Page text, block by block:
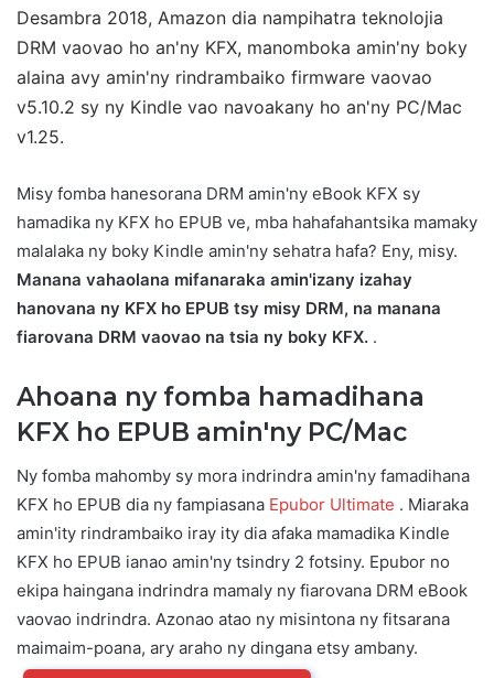
Desambra 2018, Amazon dia nampihatra teknolojia
DRM vaovao ho an'ny KFX, manomboka amin'ny boky
alaina avy amin'ny rindrambaiko firmware vaovao
v5.10.2 sy ny Kindle vao navoakany ho an'ny PC/Mac
v1.25.
Misy fomba hanesorana DRM amin'ny eBook KFX sy
hamadika ny KFX ho EPUB ve, mba hahafahantsika mamaky
malalaka ny boky Kindle amin'ny sehatra hafa? Eny, misy.
Manana vahaolana mifanaraka amin'izany izahay
hanovana ny KFX ho EPUB tsy misy DRM, na manana
fiarovana DRM vaovao na tsia ny boky KFX. .
Ahoana ny fomba hamadihana
KFX ho EPUB amin'ny PC/Mac
Ny fomba mahomby sy mora indrindra amin'ny famadihana
KFX ho EPUB dia ny fampiasana Epubor Ultimate . Miaraka
amin'ity rindrambaiko iray ity dia afaka mamadika Kindle
KFX ho EPUB ianao amin'ny tsindry 2 fotsiny. Epubor no
ekipa haingana indrindra mamaly ny fiarovana DRM eBook
vaovao indrindra. Azonao atao ny misintona ny fitsarana
maimaim-poana, ary araho ny dingana etsy ambany.